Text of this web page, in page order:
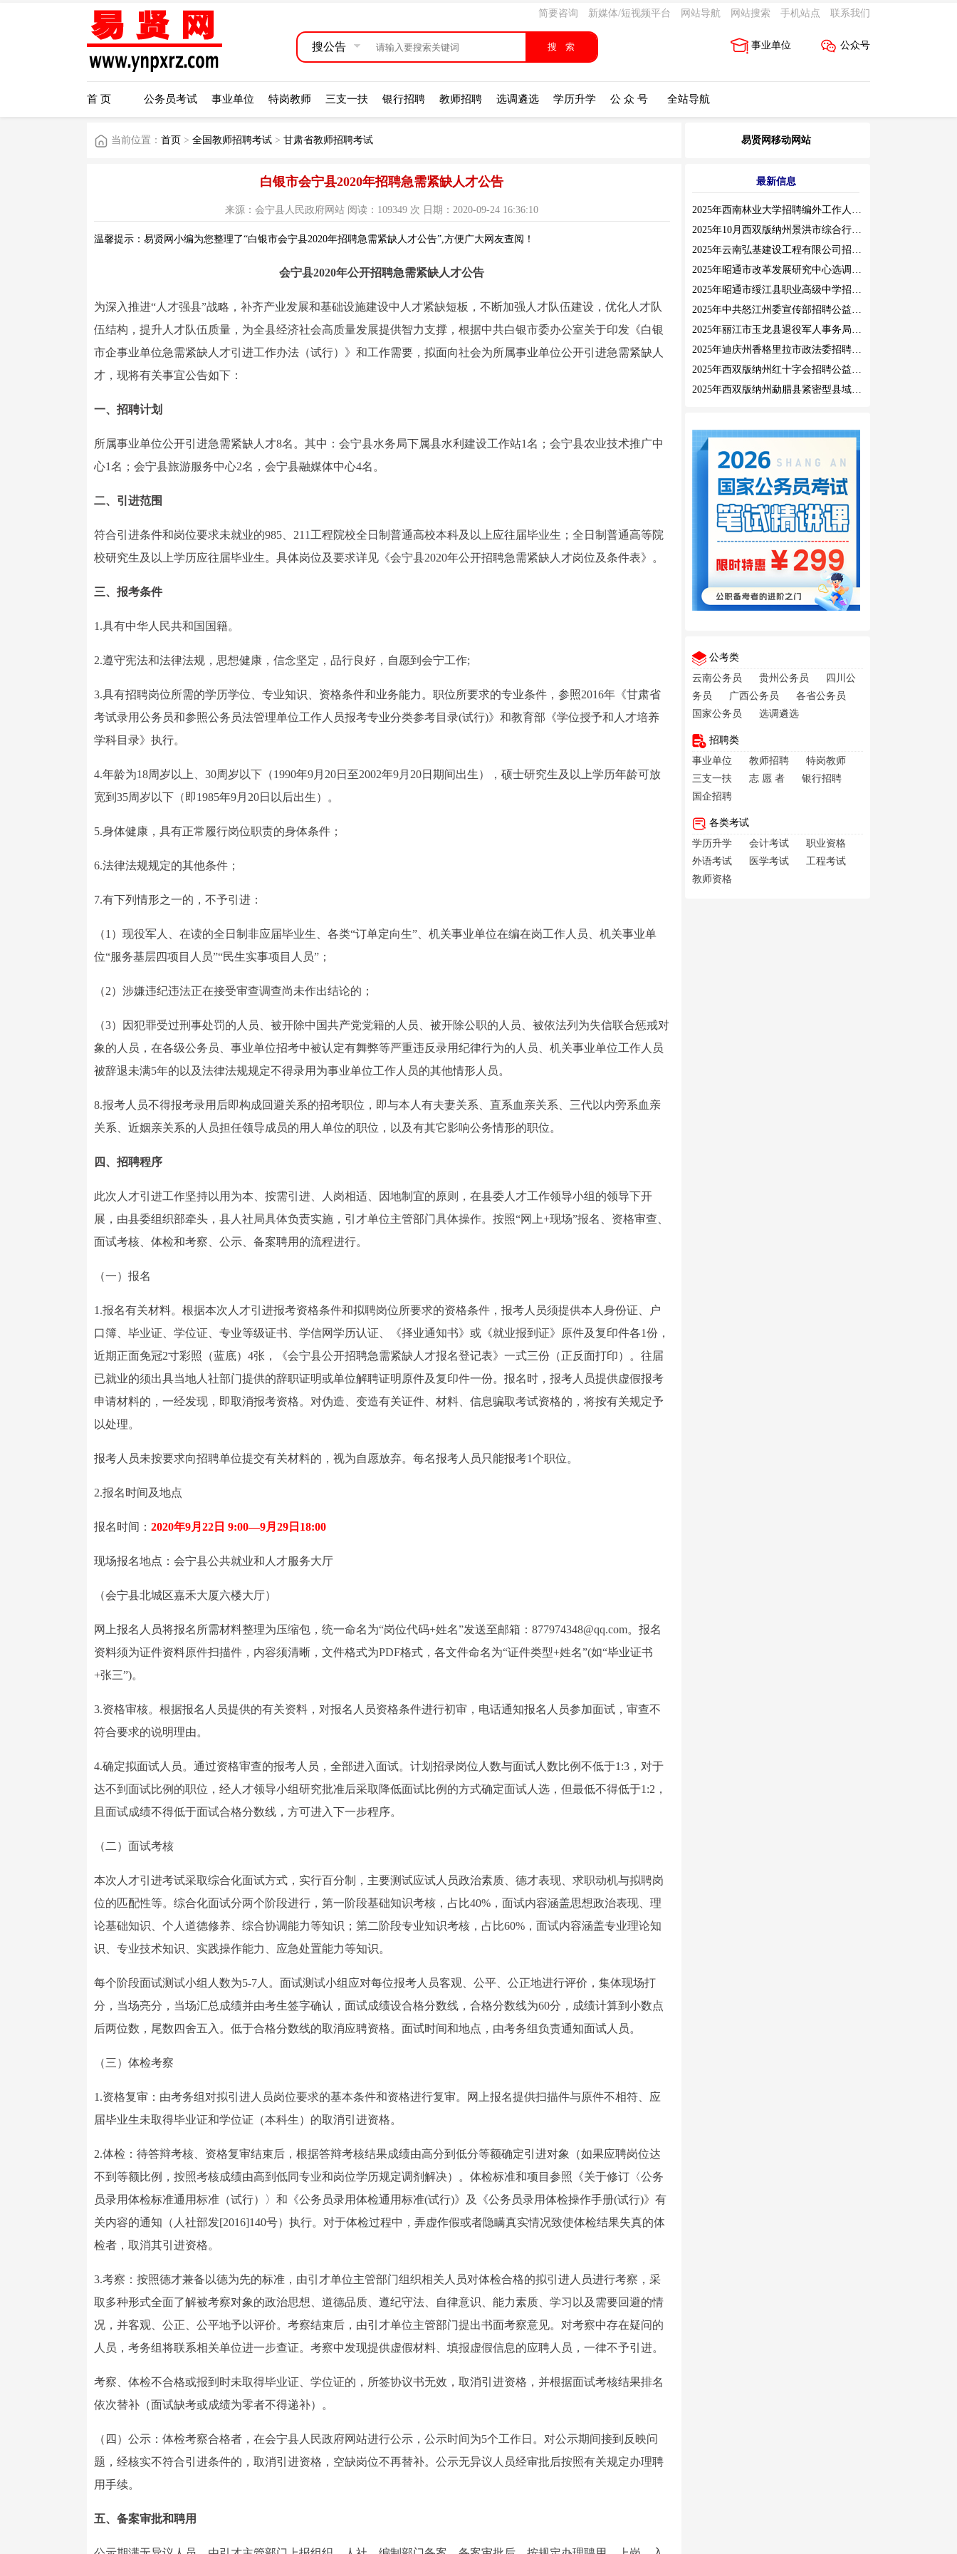
简要咨询 新媒体/短视频平台 网站导航 网站搜索 手机站点 联系我们
搜公告 公众号
事业单位
首 页 公务员考试 事业单位 特岗教师 三支一扶 银行招聘 教师招聘 选调遴选 学历升学 公 众 号 全站导航
当前位置： 首页 > 全国教师招聘考试 > 甘肃省教师招聘考试
白银市会宁县2020年招聘急需紧缺人才公告
来源：会宁县人民政府网站 阅读：109349 次 日期：2020-09-24 16:36:10
温馨提示：易贤网小编为您整理了“白银市会宁县2020年招聘急需紧缺人才公告”,方便广大网友查阅！
会宁县2020年公开招聘急需紧缺人才公告
为深入推进“人才强县”战略，补齐产业发展和基础设施建设中人才紧缺短板，不断加强人才队伍建设，优化人才队
伍结构，提升人才队伍质量，为全县经济社会高质量发展提供智力支撑，根据中共白银市委办公室关于印发《白银
市企事业单位急需紧缺人才引进工作办法（试行）》和工作需要，拟面向社会为所属事业单位公开引进急需紧缺人
才，现将有关事宜公告如下：
一、招聘计划
所属事业单位公开引进急需紧缺人才8名。其中：会宁县水务局下属县水利建设工作站1名；会宁县农业技术推广中
心1名；会宁县旅游服务中心2名，会宁县融媒体中心4名。
二、引进范围
符合引进条件和岗位要求未就业的985、211工程院校全日制普通高校本科及以上应往届毕业生；全日制普通高等院
校研究生及以上学历应往届毕业生。具体岗位及要求详见《会宁县2020年公开招聘急需紧缺人才岗位及条件表》。
三、报考条件
1.具有中华人民共和国国籍。
2.遵守宪法和法律法规，思想健康，信念坚定，品行良好，自愿到会宁工作;
3.具有招聘岗位所需的学历学位、专业知识、资格条件和业务能力。职位所要求的专业条件，参照2016年《甘肃省
考试录用公务员和参照公务员法管理单位工作人员报考专业分类参考目录(试行)》和教育部《学位授予和人才培养
学科目录》执行。
4.年龄为18周岁以上、30周岁以下（1990年9月20日至2002年9月20日期间出生），硕士研究生及以上学历年龄可放
宽到35周岁以下（即1985年9月20日以后出生）。
5.身体健康，具有正常履行岗位职责的身体条件；
6.法律法规规定的其他条件；
7.有下列情形之一的，不予引进：
（1）现役军人、在读的全日制非应届毕业生、各类“订单定向生”、机关事业单位在编在岗工作人员、机关事业单
位“服务基层四项目人员”“民生实事项目人员”；
（2）涉嫌违纪违法正在接受审查调查尚未作出结论的；
（3）因犯罪受过刑事处罚的人员、被开除中国共产党党籍的人员、被开除公职的人员、被依法列为失信联合惩戒对
象的人员，在各级公务员、事业单位招考中被认定有舞弊等严重违反录用纪律行为的人员、机关事业单位工作人员
被辞退未满5年的以及法律法规规定不得录用为事业单位工作人员的其他情形人员。
8.报考人员不得报考录用后即构成回避关系的招考职位，即与本人有夫妻关系、直系血亲关系、三代以内旁系血亲
关系、近姻亲关系的人员担任领导成员的用人单位的职位，以及有其它影响公务情形的职位。
四、招聘程序
此次人才引进工作坚持以用为本、按需引进、人岗相适、因地制宜的原则，在县委人才工作领导小组的领导下开
展，由县委组织部牵头，县人社局具体负责实施，引才单位主管部门具体操作。按照“网上+现场”报名、资格审查、
面试考核、体检和考察、公示、备案聘用的流程进行。
（一）报名
1.报名有关材料。根据本次人才引进报考资格条件和拟聘岗位所要求的资格条件，报考人员须提供本人身份证、户
口簿、毕业证、学位证、专业等级证书、学信网学历认证、《择业通知书》或《就业报到证》原件及复印件各1份，
近期正面免冠2寸彩照（蓝底）4张，《会宁县公开招聘急需紧缺人才报名登记表》一式三份（正反面打印）。往届
已就业的须出具当地人社部门提供的辞职证明或单位解聘证明原件及复印件一份。报名时，报考人员提供虚假报考
申请材料的，一经发现，即取消报考资格。对伪造、变造有关证件、材料、信息骗取考试资格的，将按有关规定予
以处理。
报考人员未按要求向招聘单位提交有关材料的，视为自愿放弃。每名报考人员只能报考1个职位。
2.报名时间及地点
报名时间： 2020年9月22日 9:00—9月29日18:00
现场报名地点：会宁县公共就业和人才服务大厅
（会宁县北城区嘉禾大厦六楼大厅）
网上报名人员将报名所需材料整理为压缩包，统一命名为“岗位代码+姓名”发送至邮箱：877974348@qq.com。报名
资料须为证件资料原件扫描件，内容须清晰，文件格式为PDF格式，各文件命名为“证件类型+姓名”(如“毕业证书
+张三”)。
3.资格审核。根据报名人员提供的有关资料，对报名人员资格条件进行初审，电话通知报名人员参加面试，审查不
符合要求的说明理由。
4.确定拟面试人员。通过资格审查的报考人员，全部进入面试。计划招录岗位人数与面试人数比例不低于1:3，对于
达不到面试比例的职位，经人才领导小组研究批准后采取降低面试比例的方式确定面试人选，但最低不得低于1:2，
且面试成绩不得低于面试合格分数线，方可进入下一步程序。
（二）面试考核
本次人才引进考试采取综合化面试方式，实行百分制，主要测试应试人员政治素质、德才表现、求职动机与拟聘岗
位的匹配性等。综合化面试分两个阶段进行，第一阶段基础知识考核，占比40%，面试内容涵盖思想政治表现、理
论基础知识、个人道德修养、综合协调能力等知识；第二阶段专业知识考核，占比60%，面试内容涵盖专业理论知
识、专业技术知识、实践操作能力、应急处置能力等知识。
每个阶段面试测试小组人数为5-7人。面试测试小组应对每位报考人员客观、公平、公正地进行评价，集体现场打
分，当场亮分，当场汇总成绩并由考生签字确认，面试成绩设合格分数线，合格分数线为60分，成绩计算到小数点
后两位数，尾数四舍五入。低于合格分数线的取消应聘资格。面试时间和地点，由考务组负责通知面试人员。
（三）体检考察
1.资格复审：由考务组对拟引进人员岗位要求的基本条件和资格进行复审。网上报名提供扫描件与原件不相符、应
届毕业生未取得毕业证和学位证（本科生）的取消引进资格。
2.体检：待答辩考核、资格复审结束后，根据答辩考核结果成绩由高分到低分等额确定引进对象（如果应聘岗位达
不到等额比例，按照考核成绩由高到低同专业和岗位学历规定调剂解决）。体检标准和项目参照《关于修订〈公务
员录用体检标准通用标准（试行）〉和《公务员录用体检通用标准(试行)》及《公务员录用体检操作手册(试行)》有
关内容的通知（人社部发[2016]140号）执行。对于体检过程中，弄虚作假或者隐瞒真实情况致使体检结果失真的体
检者，取消其引进资格。
3.考察：按照德才兼备以德为先的标准，由引才单位主管部门组织相关人员对体检合格的拟引进人员进行考察，采
取多种形式全面了解被考察对象的政治思想、道德品质、遵纪守法、自律意识、能力素质、学习以及需要回避的情
况，并客观、公正、公平地予以评价。考察结束后，由引才单位主管部门提出书面考察意见。对考察中存在疑问的
人员，考务组将联系相关单位进一步查证。考察中发现提供虚假材料、填报虚假信息的应聘人员，一律不予引进。
考察、体检不合格或报到时未取得毕业证、学位证的，所签协议书无效，取消引进资格，并根据面试考核结果排名
依次替补（面试缺考或成绩为零者不得递补）。
（四）公示：体检考察合格者，在会宁县人民政府网站进行公示，公示时间为5个工作日。对公示期间接到反映问
题，经核实不符合引进条件的，取消引进资格，空缺岗位不再替补。公示无异议人员经审批后按照有关规定办理聘
用手续。
五、备案审批和聘用
易贤网移动网站
最新信息
2025年西南林业大学招聘编外工作人员公告（三）
2025年10月西双版纳州景洪市综合行政执法局招聘人员公告
2025年云南弘基建设工程有限公司招聘公告
2025年昭通市改革发展研究中心选调工作人员职业素质测评通告
2025年昭通市绥江县职业高级中学招聘编外紧缺临聘数学教师公告
2025年中共怒江州委宣传部招聘公益性岗位公告
2025年丽江市玉龙县退役军人事务局公益性岗位招聘公告
2025年迪庆州香格里拉市政法委招聘公益性岗位公告
2025年西双版纳州红十字会招聘公益性岗位人员公告
2025年西双版纳州勐腊县紧密型县域医共体招聘编外人员公告
公考类
云南公务员
贵州公务员
四川公
务员
广西公务员
各省公务员
国家公务员
选调遴选
招聘类
事业单位
教师招聘
特岗教师
三支一扶
志 愿 者
银行招聘
国企招聘
各类考试
学历升学
会计考试
职业资格
外语考试
医学考试
工程考试
教师资格